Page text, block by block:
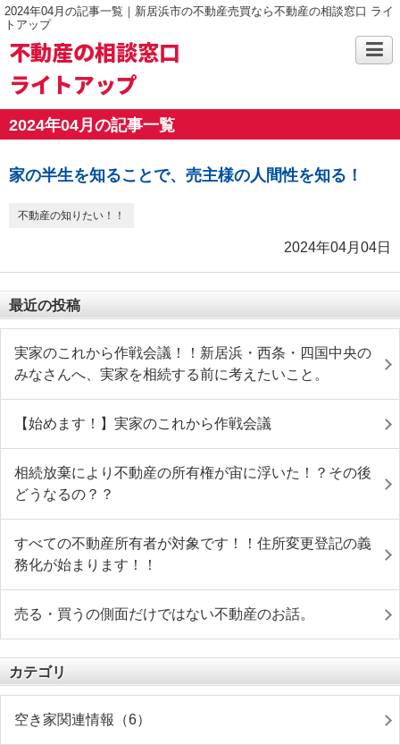
2024年04月の記事一覧｜新居浜市の不動産売買なら不動産の相談窓口 ライ
トアップ
不動産の相談窓口
ライトアップ
2024年04月の記事一覧
家の半生を知ることで、売主様の人間性を知る！
不動産の知りたい！！
2024年04月04日
最近の投稿
実家のこれから作戦会議！！新居浜・西条・四国中央の
みなさんへ、実家を相続する前に考えたいこと。
【始めます！】実家のこれから作戦会議
相続放棄により不動産の所有権が宙に浮いた！？その後
どうなるの？？
すべての不動産所有者が対象です！！住所変更登記の義
務化が始まります！！
売る・買うの側面だけではない不動産のお話。
カテゴリ
空き家関連情報（6）